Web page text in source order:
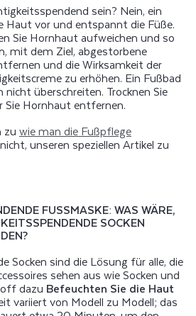
sein? Nein, ein
Haut vor und entspannt die Füße.
Sie Hornhaut aufweichen und so
mit dem Ziel, abgestorbene
und die Wirksamkeit der
zu erhöhen. Ein Fußbad
überschreiten. Trocknen Sie
Sie Hornhaut entfernen.
zu wie man die Fußpflege
unseren speziellen Artikel zu
FUSSMASKE: WAS WÄRE, W
SOCKEN A
Socken sind die Lösung für alle, die
sehen aus wie Socken und
dazu Befeuchten Sie die Haut
variiert von Modell zu Modell; das